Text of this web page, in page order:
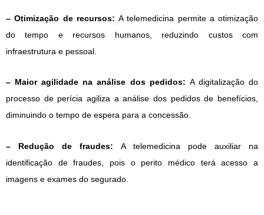
– Otimização de recursos: A telemedicina permite a otimização
do tempo e recursos humanos, reduzindo custos com
infraestrutura e pessoal.
– Maior agilidade na análise dos pedidos: A digitalização do
processo de perícia agiliza a análise dos pedidos de benefícios,
diminuindo o tempo de espera para a concessão.
– Redução de fraudes: A telemedicina pode auxiliar na
identificação de fraudes, pois o perito médico terá acesso a
imagens e exames do segurado.